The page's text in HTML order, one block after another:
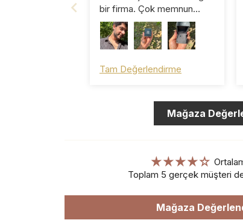
bir firma. Çok memnun
kaldığım bir alışveriş oldu.
Hediye için de ayrıca
teşekkür ederim ☺️ pişman
Tam Değerlendirme
Mağaza
Toplam 5 gerçek müşteri
Mağaza